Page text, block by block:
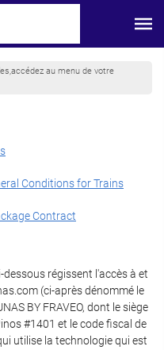
au menu de votre
Conditions for Trains
Contract
régissent l'accès à et
(ci-après dénommé le
BY FRAVEO, dont le siège
#1401 et le code fiscal de
utilise la technologie qui est